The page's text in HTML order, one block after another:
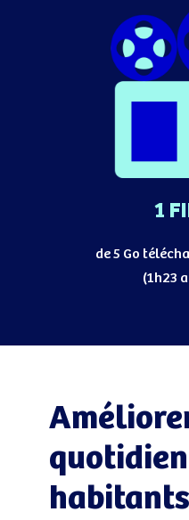
1
de 5 Go
(1h23
habitants